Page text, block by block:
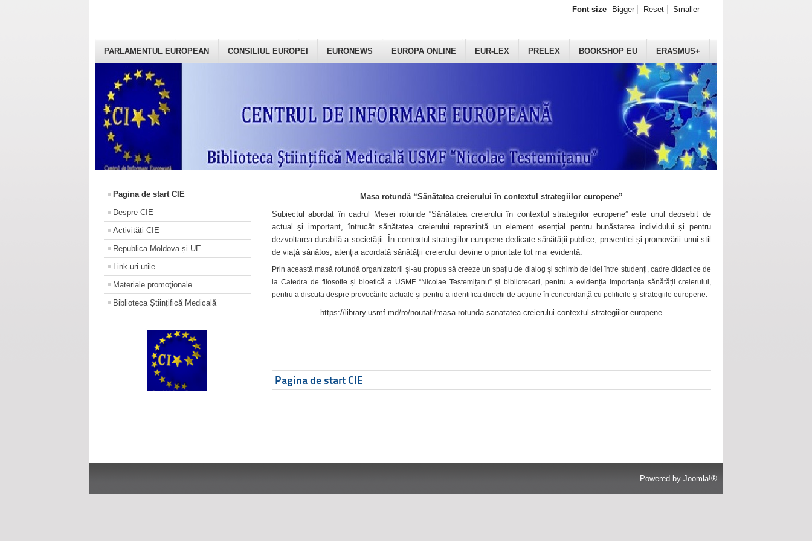
PARLAMENTUL EUROPEAN CONSILIUL EUROPEI EURONEWS EUROPA ONLINE EUR-LEX PRELEX BOOKSHOP EU ERASMUS+
Font size Bigger Reset Smaller
Pagina de start CIE
Despre CIE
Activități CIE
Republica Moldova și UE
Link-uri utile
Materiale promoţionale
Biblioteca Științifică Medicală
Masa rotundă “Sănătatea creierului în contextul strategiilor europene”
Subiectul abordat în cadrul Mesei rotunde “Sănătatea creierului în contextul strategiilor europene” este unul deosebit de
actual și important, întrucât sănătatea creierului reprezintă un element esențial pentru bunăstarea individului și pentru
dezvoltarea durabilă a societății. În contextul strategiilor europene dedicate sănătății publice, prevenției și promovării unui stil
de viață sănătos, atenția acordată sănătății creierului devine o prioritate tot mai evidentă.
Prin această masă rotundă organizatorii şi-au propus să creeze un spațiu de dialog și schimb de idei între studenți, cadre didactice de
la Catedra de filosofie și bioetică a USMF “Nicolae Testemițanu” și bibliotecari, pentru a evidenția importanța sănătății creierului,
pentru a discuta despre provocările actuale și pentru a identifica direcții de acțiune în concordanță cu politicile și strategiile europene.
https://library.usmf.md/ro/noutati/masa-rotunda-sanatatea-creierului-contextul-strategiilor-europene
Pagina de start CIE
Powered by Joomla!®